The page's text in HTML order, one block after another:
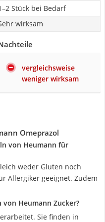
Stück bei Bedarf
wirksam
vergleichsweise
weniger wirksam
Omeprazol
von Heumann für
weder Gluten noch
Allergiker geeignet. Zudem
Heumann Zucker?
Sie finden in